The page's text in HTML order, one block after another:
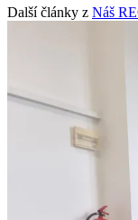
Další články z Náš